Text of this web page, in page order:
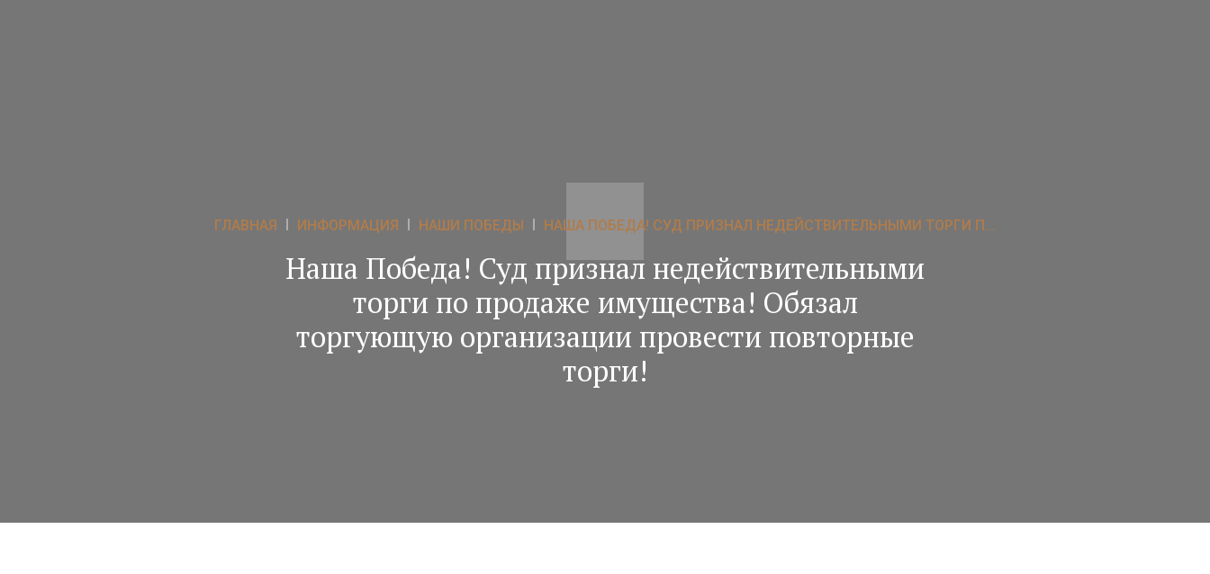
ГЛАВНАЯ ИНФОРМАЦИЯ НАШИ ПОБЕДЫ НАША ПОБЕДА! СУД ПРИЗНАЛ НЕДЕЙСТВИТЕЛЬНЫМИ ТОРГИ П...
Наша Победа! Суд признал недействительными
торги по продаже имущества! Обязал
торгующую организации провести повторные
торги!